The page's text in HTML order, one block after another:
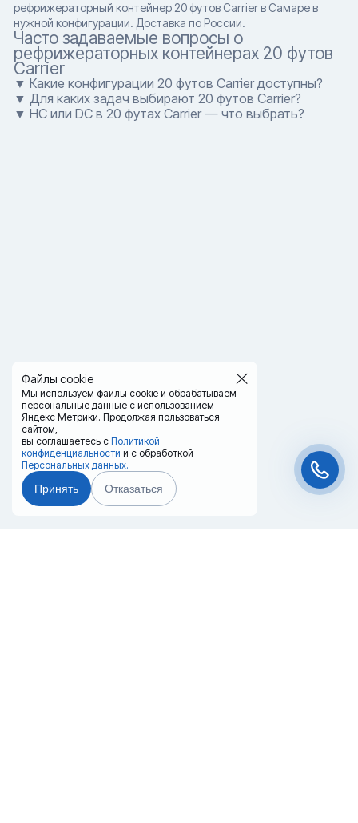
Файлы cookie
Мы используем файлы cookie и обрабатываем
персональные данные с использованием
Яндекс Метрики. Продолжая пользоваться
сайтом,
вы соглашаетесь с Политикой
конфиденциальности и с обработкой
Персональных данных.
Принять Отказаться
рефрижераторный контейнер 20 футов Carrier в Самаре в
нужной конфигурации. Доставка по России.
Часто задаваемые вопросы о
рефрижераторных контейнерах 20 футов
Carrier
▼ Какие конфигурации 20 футов Carrier доступны?
▼ Для каких задач выбирают 20 футов Carrier?
▼ HC или DC в 20 футах Carrier — что выбрать?